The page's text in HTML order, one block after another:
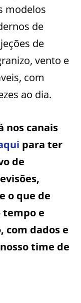
modelos
de
de
vento e
com
ao dia.
nos canais
para ter
de
o que de
e
com dados e
time de